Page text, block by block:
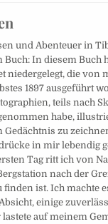
und Abenteuer in
Buch: In diesem Buch
niedergelegt, die von
1897 ausgeführt
teils nach
habe,
Gedächtnis zu
in mir lebendig
Tag ritt ich von
nach der
ist. Ich machte
einige
lastete auf meinem